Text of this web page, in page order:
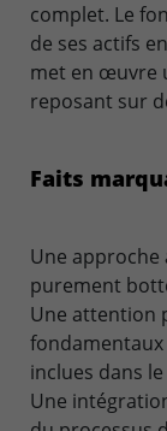
complet. Le
de ses actifs
met en œuvre
reposant sur
Faits
Une
purement
Une attention
fondamentaux
inclues dans
Une